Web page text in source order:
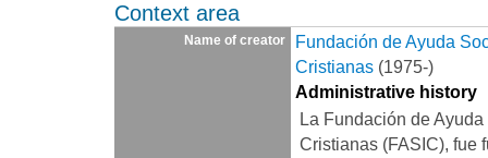
Context area
Name of creator
Fundación de Ayuda
Cristianas (1975-)
Administrative history
La Fundación de
Cristianas (FASIC), fue